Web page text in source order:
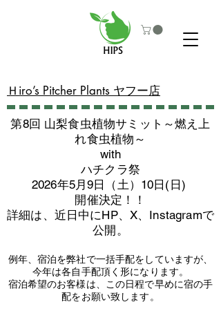
​Ｈiro’s Pitcher Plants ヤフー店
第8回 山梨食虫植物サミット～燃え上
れ食虫植物～
with
​ハチクラ祭
2026年5月9日（土）10日(日)
​開催決定！！
詳細は、近日中にHP、X、Instagramで
公開。
例年、宿泊を弊社で一括手配をしていますが、
今年は各自手配頂く形になります。
​宿泊希望のお客様は、この日程で早めに宿の手
配をお願い致します。